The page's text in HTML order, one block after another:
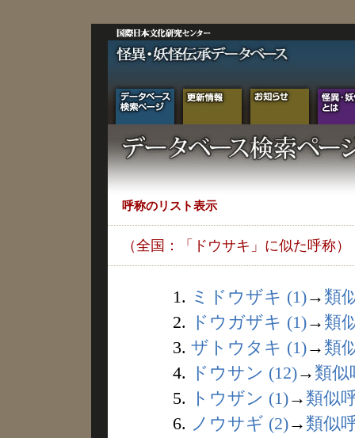
呼称のリスト表示
（全国：「ドウサキ」に似た呼称）
1. ミドウザキ (1)→ 類
2.
ドウガザキ (1)→ 類
3. ザトウタキ (1)→ 類
4.
ドウサン (12)→ 類似
5.
トウザン (1)→ 類似
6. ノウサギ (2)→ 類似